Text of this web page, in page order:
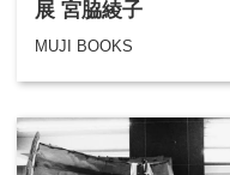
展 宮脇綾子
MUJI BOOKS